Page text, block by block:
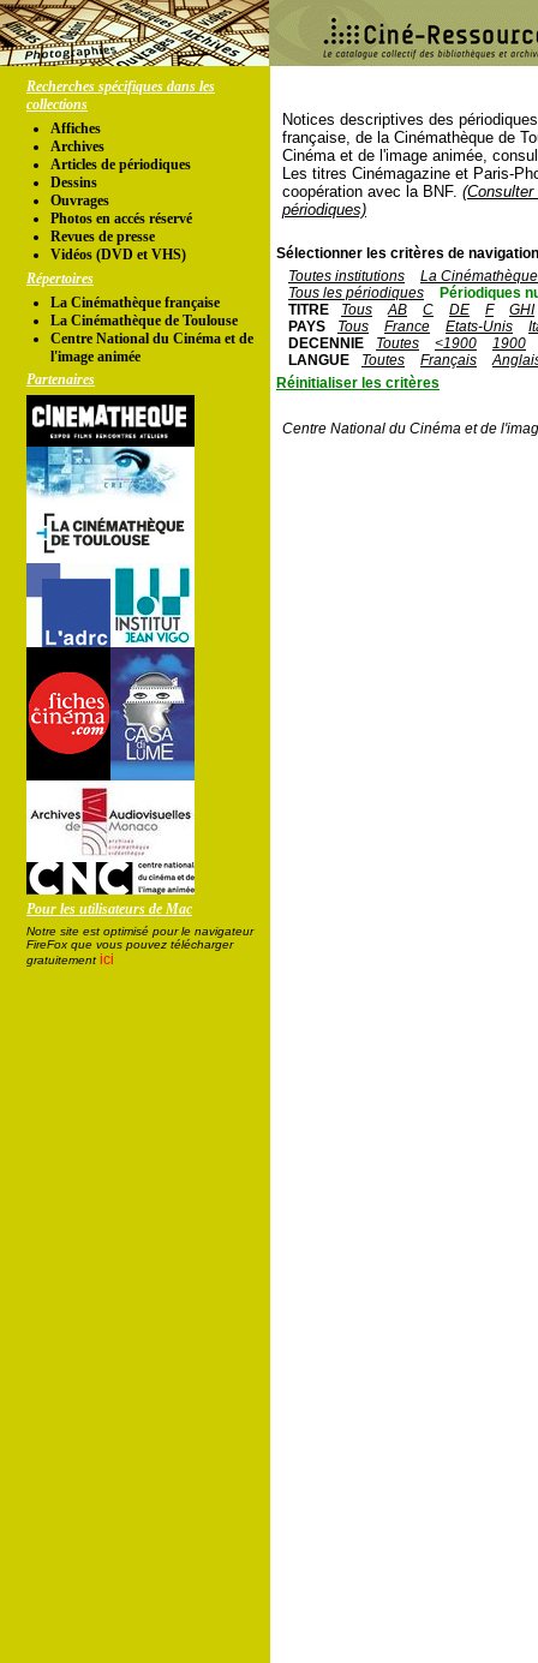
Recherches spécifiques dans les
collections
Affiches
Archives
Articles de périodiques
Dessins
Ouvrages
Photos en accés réservé
Revues de presse
Vidéos (DVD et VHS)
Répertoires
La Cinémathèque française
La Cinémathèque de Toulouse
Centre National du Cinéma et de
l'image animée
Partenaires
Pour les utilisateurs de Mac
Notre site est optimisé pour le navigateur
FireFox que vous pouvez télécharger
gratuitement ici
Notices descriptives des
française, de la Cinémathèque de
Cinéma et de l'image animée,
Les titres Cinémagazine et Paris-
coopération avec la BNF.
périodiques)
Sélectionner les critères de
Toutes institutions
La
Tous les périodiques
Périodiques
TITRE
Tous AB C DE F
GHI
PAYS
Tous France Etats-Unis
DECENNIE
Toutes <1900
1900
LANGUE
Toutes Français
Réinitialiser les critères
Centre National du Cinéma et de